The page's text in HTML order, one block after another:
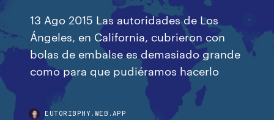
13 Ago 2015 Las autoridades de Los
Ángeles, en California, cubrieron con
bolas de embalse es demasiado grande
como para que pudiéramos hacerlo
EUTORIBPHY.WEB.APP